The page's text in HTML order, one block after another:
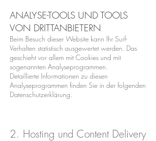
ANALYSE-TOOLS UND TOOLS
VON DRITTANBIETERN
Beim Besuch dieser Website kann Ihr Surf-
Verhalten statistisch ausgewertet werden. Das
geschieht vor allem mit Cookies und mit
sogenannten Analyseprogrammen.
Detaillierte Informationen zu diesen
Analyseprogrammen finden Sie in der folgenden
Datenschutzerklärung.
2. Hosting und Content Delivery